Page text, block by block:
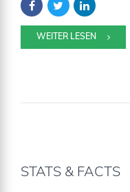
WEITER LESEN
STATS & FACTS